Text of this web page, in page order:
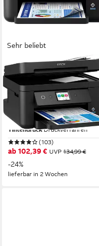
Sehr beliebt
EPSON
WorkForce Pro WF-
2960DWF
Multifunktionsdrucker
4800 x 1200 dpi Auflösung Farb Druck
1200 x 2400 dpi Auflösung Scan
Tintendruck Druckverfahren
(103)
ab 102,39 € UVP 134,99 €
-24%
lieferbar in 2 Wochen